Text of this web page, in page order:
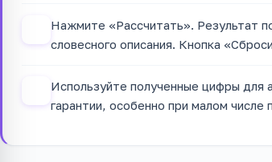
Нажмите «Рассчитать». Результат
словесного описания. Кнопка
Используйте полученные цифры для
гарантии, особенно при малом числе